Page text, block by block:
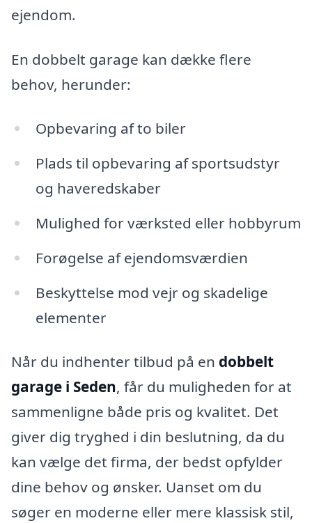
ejendom.
En dobbelt garage kan dække flere
behov, herunder:
Opbevaring af to biler
Plads til opbevaring af sportsudstyr
og haveredskaber
Mulighed for værksted eller hobbyrum
Forøgelse af ejendomsværdien
Beskyttelse mod vejr og skadelige
elementer
Når du indhenter tilbud på en dobbelt
garage i Seden, får du muligheden for at
sammenligne både pris og kvalitet. Det
giver dig tryghed i din beslutning, da du
kan vælge det firma, der bedst opfylder
dine behov og ønsker. Uanset om du
søger en moderne eller mere klassisk stil,